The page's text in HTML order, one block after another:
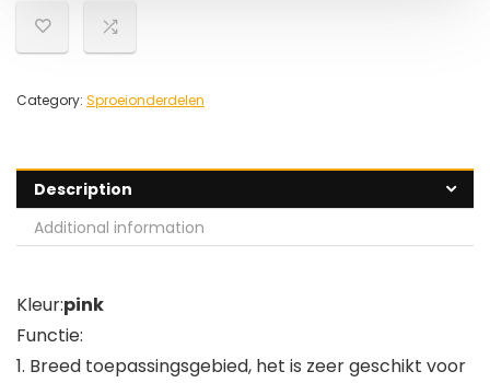
Category: Sproeionderdelen
Description
Additional information
Kleur:pink
Functie:
1. Breed toepassingsgebied, het is zeer geschikt voor